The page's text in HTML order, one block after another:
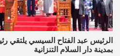
الرئيس عبد الفتاح السيسي يلتقي
بمدينة دار السلام التنزانية